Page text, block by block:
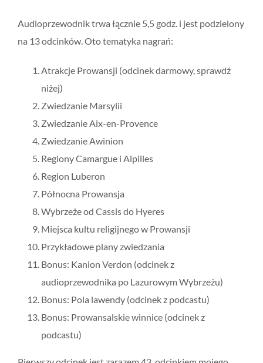
Audioprzewodnik trwa łącznie 5,5 godz. i jest podzielony
na 13 odcinków. Oto tematyka nagrań:
Atrakcje Prowansji (odcinek darmowy, sprawdź
niżej)
Zwiedzanie Marsylii
Zwiedzanie Aix-en-Provence
Zwiedzanie Awinion
Regiony Camargue i Alpilles
Region Luberon
Północna Prowansja
Wybrzeże od Cassis do Hyeres
Miejsca kultu religijnego w Prowansji
Przykładowe plany zwiedzania
Bonus: Kanion Verdon (odcinek z
audioprzewodnika po Lazurowym Wybrzeżu)
Bonus: Pola lawendy (odcinek z podcastu)
Bonus: Prowansalskie winnice (odcinek z
podcastu)